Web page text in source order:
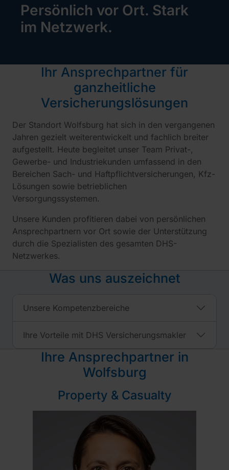
Persönlich vor Ort. Stark
im Netzwerk.
Ihr Ansprechpartner für
ganzheitliche
Versicherungslösungen
Der Standort Wolfsburg hat sich in den vergangenen
Jahren gezielt weiterentwickelt und fachlich breiter
aufgestellt. Heute begleitet unser Team Privat-,
Gewerbe- und Industriekunden umfassend in den
Bereichen Sach- und Haftpflichtversicherungen, Kfz-
Lösungen sowie betrieblichen
Versorgungssystemen.
Unsere Kunden profitieren dabei von persönlichen
Ansprechpartnern vor Ort sowie der Unterstützung
durch die Spezialisten des gesamten DHS-
Netzwerkes.
Was uns auszeichnet
Unsere Kompetenzbereiche
Ihre Vorteile mit DHS Versicherungsmakler
Ihre Ansprechpartner in
Wolfsburg
Property & Casualty